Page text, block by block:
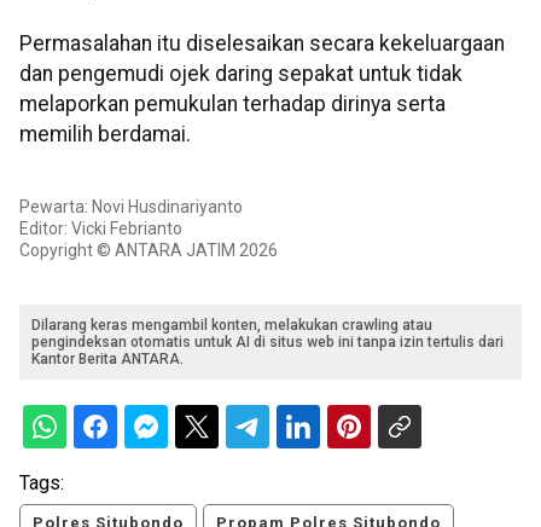
Permasalahan itu diselesaikan secara kekeluargaan
dan pengemudi ojek daring sepakat untuk tidak
melaporkan pemukulan terhadap dirinya serta
memilih berdamai.
Pewarta: Novi Husdinariyanto
Editor: Vicki Febrianto
Copyright © ANTARA JATIM 2026
Dilarang keras mengambil konten, melakukan crawling atau
pengindeksan otomatis untuk AI di situs web ini tanpa izin tertulis dari
Kantor Berita ANTARA.
Tags:
Polres Situbondo Propam Polres Situbondo